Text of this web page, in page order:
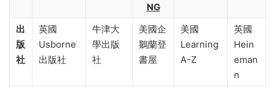
NG
出
版
社
英國
Usborne
出版社
牛津大
學出版
社
美國企
鵝蘭登
書屋
美國
Learning
A-Z
英國
Hein
eman
n